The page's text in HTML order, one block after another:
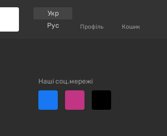
Укр
Рус
Профіль Кошик
Наші соц.мережі